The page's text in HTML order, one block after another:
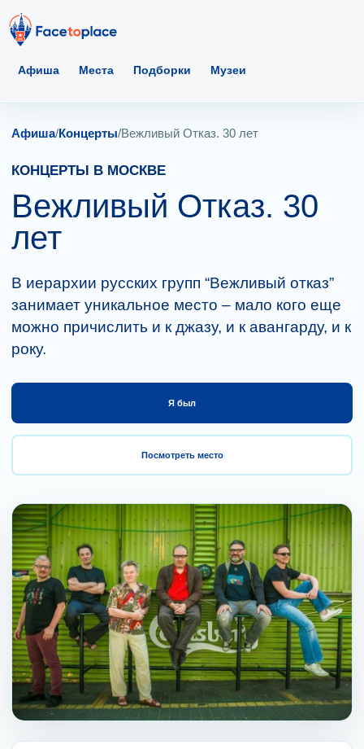
Афиша Места Подборки Музеи
Афиша/Концерты/Вежливый Отказ. 30 лет
КОНЦЕРТЫ В МОСКВЕ
Вежливый Отказ. 30
лет
В иерархии русских групп “Вежливый отказ”
занимает уникальное место – мало кого еще
можно причислить и к джазу, и к авангарду, и к
року.
Я был
Посмотреть место